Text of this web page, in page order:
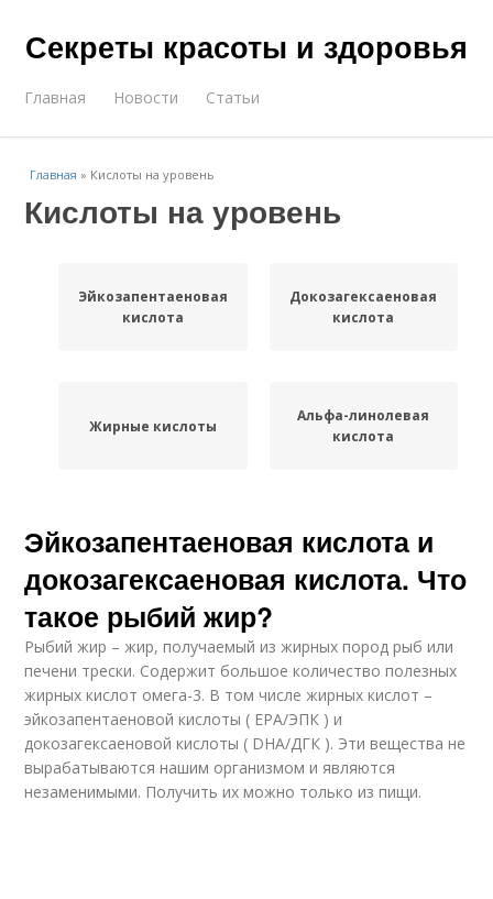
Секреты красоты и здоровья
Главная Новости Статьи
Главная » Кислоты на уровень
Кислоты на уровень
Эйкозапентаеновая
кислота
Докозагексаеновая
кислота
Жирные кислоты
Альфа-линолевая
кислота
Эйкозапентаеновая кислота и
докозагексаеновая кислота. Что
такое рыбий жир?
Рыбий жир – жир, получаемый из жирных пород рыб или
печени трески. Содержит большое количество полезных
жирных кислот омега-3. В том числе жирных кислот –
эйкозапентаеновой кислоты ( EPA/ЭПК ) и
докозагексаеновой кислоты ( DHA/ДГК ). Эти вещества не
вырабатываются нашим организмом и являются
незаменимыми. Получить их можно только из пищи.